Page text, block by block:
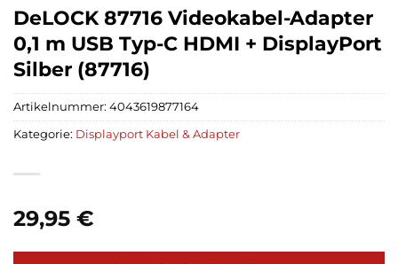
DeLOCK 87716 Videokabel-Adapter
0,1 m USB Typ-C HDMI + DisplayPort
Silber (87716)
29,95 €
Artikelnummer: 4043619877164
Kategorie: Displayport Kabel & Adapter